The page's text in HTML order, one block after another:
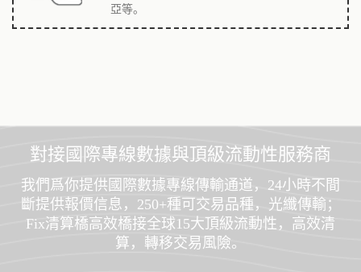
亞等。
對接國際專線數據與頂級流動性服務商
我們爲你提供國際數據專線傳輸通道，24小時不間
斷提供報價信息，250+種可交易品種，光纖傳輸；
Fix清算橋高效橋接全球15大頂級流動性，高效清
算，轉移交易風險。